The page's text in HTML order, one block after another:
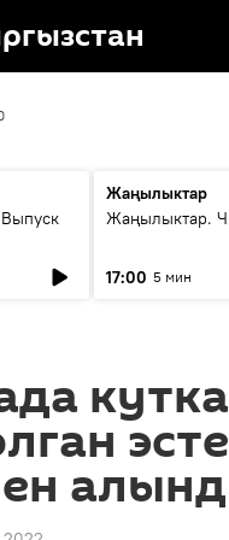
Жаңылыктар
Жаңылыктар.
17:00 5 мин